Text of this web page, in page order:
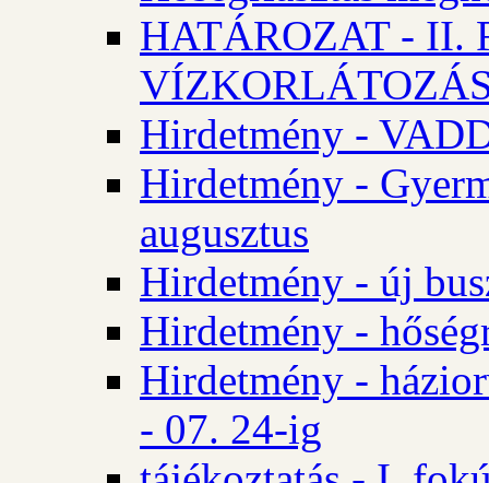
HATÁROZAT - II.
Hirdetmény -
Hirdetmény -
augusztus
Hirdetmény - új
Hirdetmény -
Hirdetmény -
- 07. 24-ig